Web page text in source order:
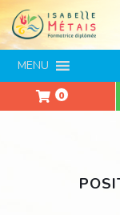
MENU
0